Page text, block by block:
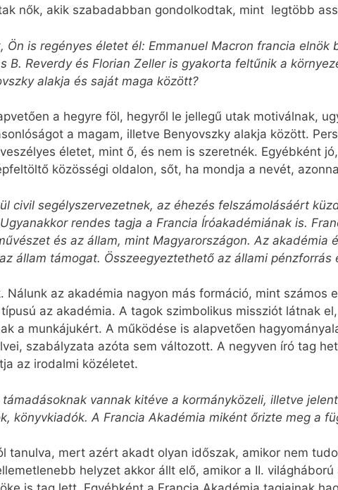
nők, akik szabadabban gondolkodtak, mint legtöbb
is regényes életet él: Emmanuel Macron francia elnök
B. Reverdy és Florian Zeller is gyakorta feltűnik a
alakja és saját maga között?
a hegyre föl, hegyről le jellegű utak motiválnak,
a magam, illetve Benyovszky alakja között.
életet, mint ő, és nem is szeretnék. Egyébként
közösségi oldalon, sőt, ha mondja a nevét,
civil segélyszervezetnek, az éhezés felszámolásáért
rendes tagja a Francia Íróakadémiának is.
és az állam, mint Magyarországon. Az akadémia
állam támogat. Összeegyeztethető az állami pénzforrás
Nálunk az akadémia nagyon más formáció, mint számos
az akadémia. A tagok szimbolikus missziót látnak
a munkájukért. A működése is alapvetően
szabályzata azóta sem változott. A negyven író tag
az irodalmi közéletet.
vannak kitéve a kormányközeli, illetve
könyvkiadók. A Francia Akadémia miként őrizte meg a
tanulva, mert azért akadt olyan időszak, amikor nem
helyzet akkor állt elő, amikor a II.